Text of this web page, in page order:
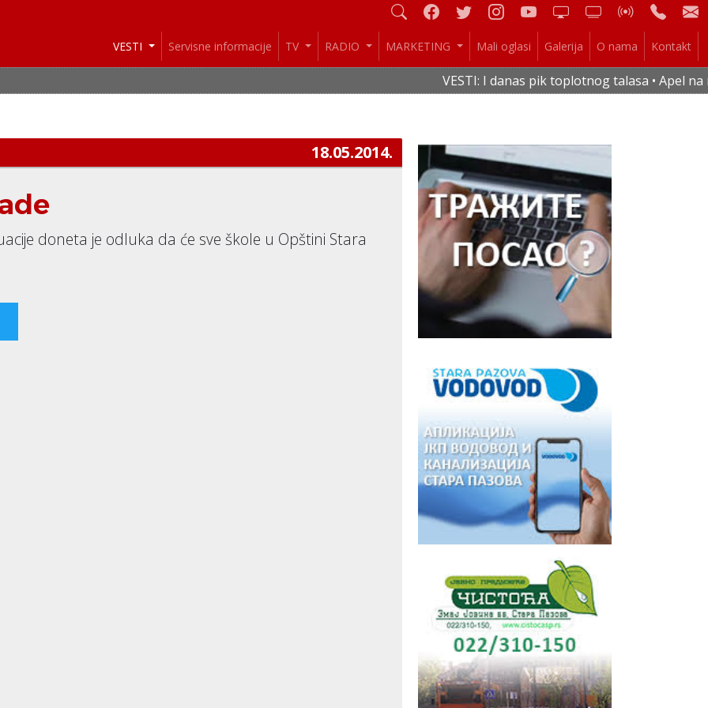
VESTI Servisne informacije TV RADIO MARKETING Mali oglasi Galerija O nama Kontakt
VESTI: I danas pik toplotnog talasa • Apel
18.05.2014.
doneta je odluka da će sve škole u Opštini Stara